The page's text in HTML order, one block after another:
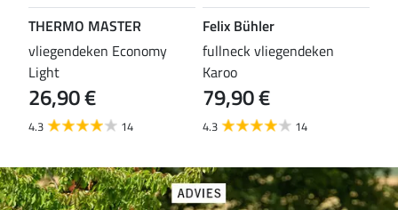
THERMO MASTER
vliegendeken Economy
Light
26,90 €
4.3 14
Felix Bühler
fullneck vliegendeken
Karoo
79,90 €
4.3 14